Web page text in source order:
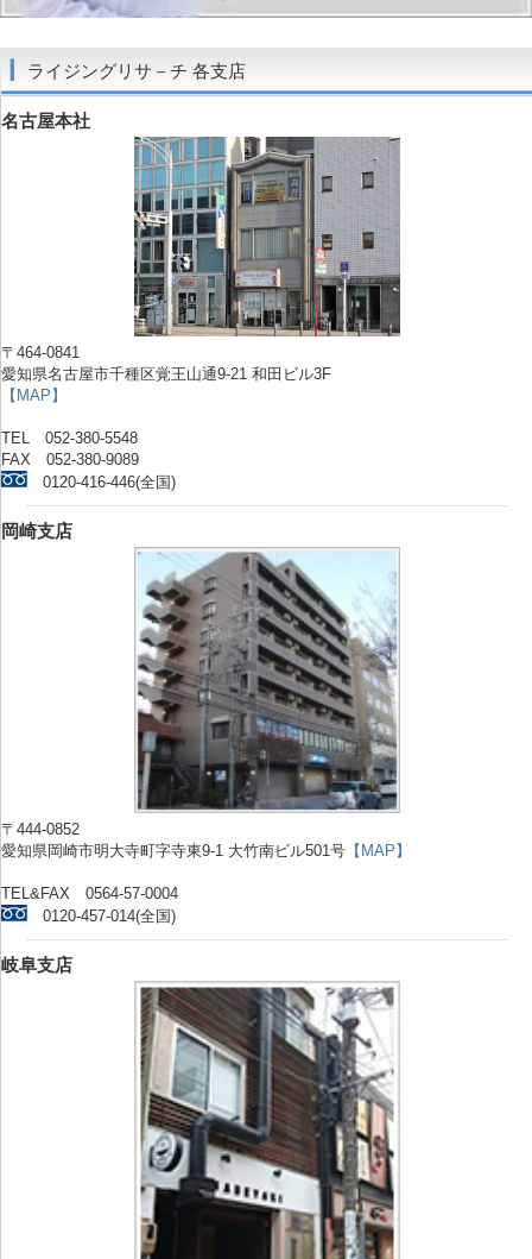
ライジングリサ－チ 各支店
名古屋本社
〒464-0841
愛知県名古屋市千種区覚王山通9-21 和田ビル3F
【MAP】
TEL 052-380-5548
FAX 052-380-9089
0120-416-446(全国)
岡崎支店
〒444-0852
愛知県岡崎市明大寺町字寺東9-1 大竹南ビル501号 【MAP】
TEL&FAX 0564-57-0004
0120-457-014(全国)
岐阜支店